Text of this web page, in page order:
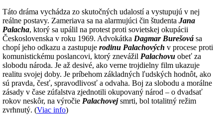
Táto dráma vychádza zo skutočných udalostí a vystupujú v nej
reálne postavy. Zameriava sa na alarmujúci čin študenta Jana
Palacha, ktorý sa upálil na protest proti sovietskej okupácii
Československa v roku 1969. Advokátka Dagmar Burešová sa
chopí jeho odkazu a zastupuje rodinu Palachových v procese proti
komunistickému poslancovi, ktorý znevážil Palachovu obeť za
slobodu národa. Je až desivé, ako verne trojdielny film ukazuje
realitu svojej doby. Je príbehom základných ľudských hodnôt, ako
sú pravda, česť, spravodlivosť a odvaha. Boj za slobodu a morálne
zásady v čase zúfalstva zjednotili okupovaný národ – o dvadsať
rokov neskôr, na výročie Palachovejsmrti, bol totalitný režim
zvrhnutý. (Viac info)